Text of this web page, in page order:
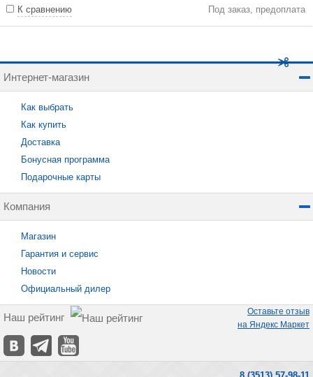
К сравнению Под заказ, предоплата
Интернет-магазин
Как выбрать
Как купить
Доставка
Бонусная программа
Подарочные карты
Компания
Магазин
Гарантия и сервис
Новости
Официальный дилер
Наш рейтинг
Оставьте отзыв
на Яндекс Маркет